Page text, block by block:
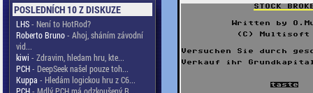
POSLEDNÍCH 10 Z DISKUZE
LHS- Není to HotRod?
Roberto Bruno- Ahoj, sháním závodní
vid...
kiwi - Zdravim, hledam hru, kte...
PCH- DeepSeek našel pouze toh...
Kuppa - Hledám logickou hru z C6...